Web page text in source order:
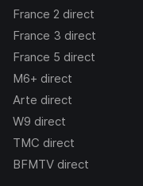
France 2 direct
France 3 direct
France 5 direct
M6+ direct
Arte direct
W9 direct
TMC direct
BFMTV direct